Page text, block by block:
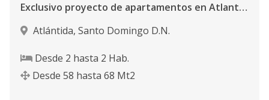
Exclusivo proyecto de apartamentos en Atlantida
Atlántida, Santo Domingo D.N.
Desde 2 hasta 2 Hab.
Desde 58 hasta 68 Mt2